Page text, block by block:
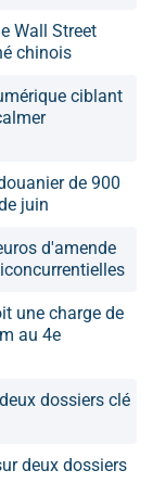
Wall Street
chinois
ciblant
de 900
juin
d'amende
une charge de
au 4e
dossiers clé
deux dossiers